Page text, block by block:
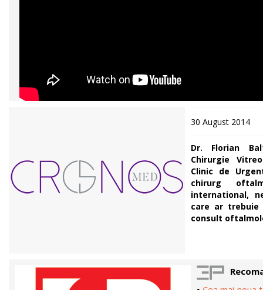
30 August 2014
Dr. Florian
Chirurgie
Clinic de
chirurg
international,
care ar
consult